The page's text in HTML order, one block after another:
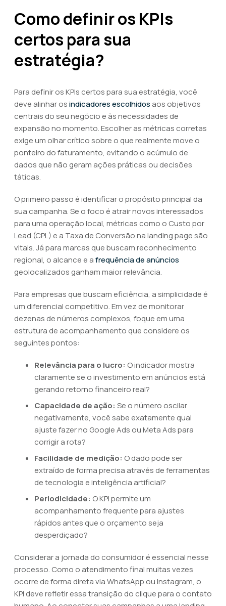
Como definir os KPIs
certos para sua
estratégia?
Para definir os KPIs certos para sua estratégia, você
deve alinhar osindicadores escolhidos aos objetivos
centrais do seu negócio e às necessidades de
expansão no momento. Escolher as métricas corretas
exige um olhar crítico sobre o que realmente move o
ponteiro do faturamento, evitando o acúmulo de
dados que não geram ações práticas ou decisões
táticas.
O primeiro passo é identificar o propósito principal da
sua campanha. Se o foco é atrair novos interessados
para uma operação local, métricas como o Custo por
Lead (CPL) e a Taxa de Conversão na landing page são
vitais. Já para marcas que buscam reconhecimento
regional, o alcance e afrequência de anúncios
geolocalizados ganham maior relevância.
Para empresas que buscam eficiência, a simplicidade é
um diferencial competitivo. Em vez de monitorar
dezenas de números complexos, foque em uma
estrutura de acompanhamento que considere os
seguintes pontos:
Relevância para o lucro: O indicador mostra
claramente se o investimento em anúncios está
gerando retorno financeiro real?
Capacidade de ação: Se o número oscilar
negativamente, você sabe exatamente qual
ajuste fazer no Google Ads ou Meta Ads para
corrigir a rota?
Facilidade de medição: O dado pode ser
extraído de forma precisa através de ferramentas
de tecnologia e inteligência artificial?
Periodicidade: O KPI permite um
acompanhamento frequente para ajustes
rápidos antes que o orçamento seja
desperdiçado?
Considerar a jornada do consumidor é essencial nesse
processo. Como o atendimento final muitas vezes
ocorre de forma direta via WhatsApp ou Instagram, o
KPI deve refletir essa transição do clique para o contato